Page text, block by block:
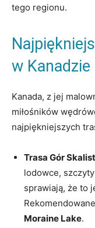
tego regionu.
w Kanadzie
Kanada, z​ jej
miłośników
najpiękniejszych
Trasa Gór
lodowce,
sprawiają, że to
Moraine Lake.